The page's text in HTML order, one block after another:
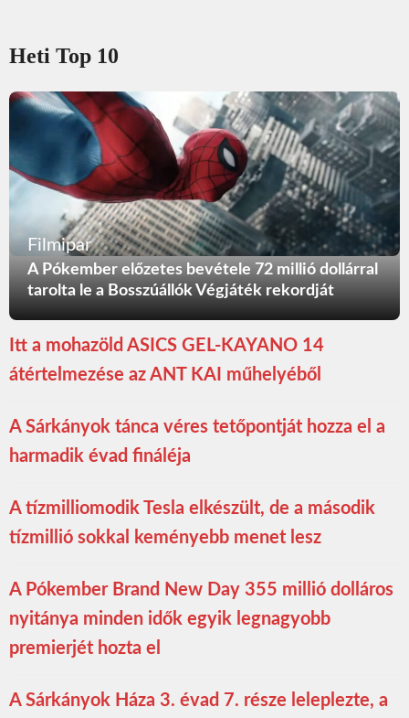
Heti Top 10
Filmipar
A Pókember előzetes bevétele 72 millió dollárral
tarolta le a Bosszúállók Végjáték rekordját
Itt a mohazöld ASICS GEL-KAYANO 14
átértelmezése az ANT KAI műhelyéből
A Sárkányok tánca véres tetőpontját hozza el a
harmadik évad fináléja
A tízmilliomodik Tesla elkészült, de a második
tízmillió sokkal keményebb menet lesz
A Pókember Brand New Day 355 millió dolláros
nyitánya minden idők egyik legnagyobb
premierjét hozta el
A Sárkányok Háza 3. évad 7. része leleplezte, a